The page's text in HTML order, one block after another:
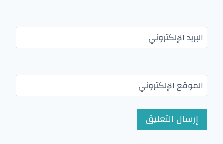
البريد الإلكتروني
الموقع الإلكتروني